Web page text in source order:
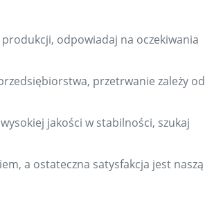
odpowiadaj na oczekiwania
przetrwanie zależy od
jakości w stabilności, szukaj
a ostateczna satysfakcja jest naszą